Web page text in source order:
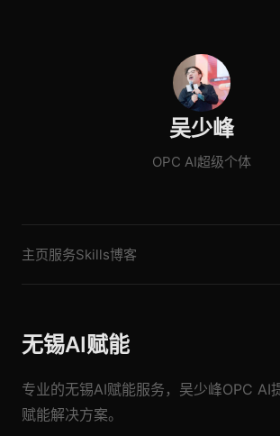
吴少峰
OPC AI超级个体
主页服务Skills博客
无锡AI赋能
专业的无锡AI赋能服务，吴少峰OPC AI
赋能解决方案。